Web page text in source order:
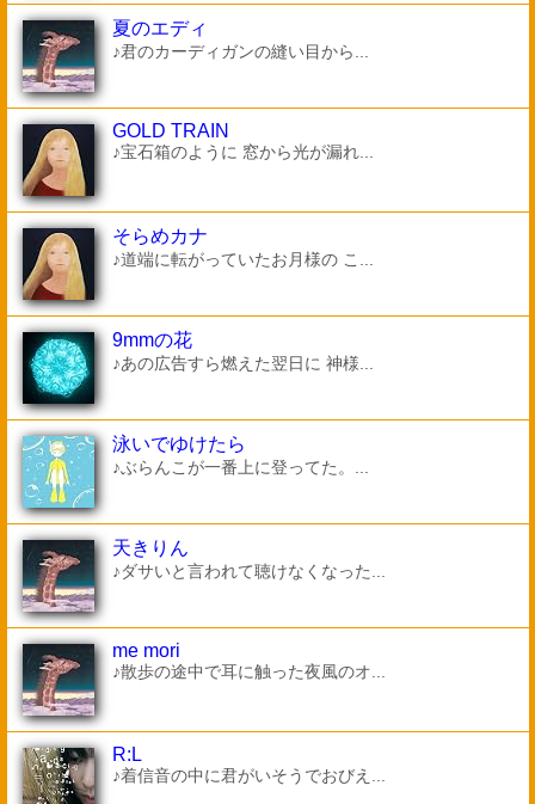
夏のエディ
♪君のカーディガンの縫い目から...
GOLD TRAIN
♪宝石箱のように 窓から光が漏れ...
そらめカナ
♪道端に転がっていたお月様の こ...
9mmの花
♪あの広告すら燃えた翌日に 神様...
泳いでゆけたら
♪ぶらんこが一番上に登ってた。...
天きりん
♪ダサいと言われて聴けなくなった...
me mori
♪散歩の途中で耳に触った夜風のオ...
R:L
♪着信音の中に君がいそうでおびえ...